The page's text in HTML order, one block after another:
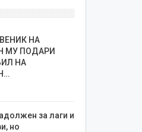
НА
МУ ПОДАРИ
НА
за лаги и
но